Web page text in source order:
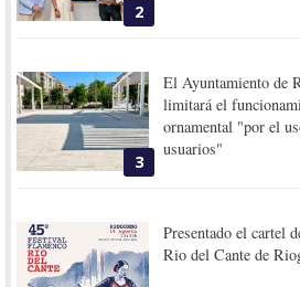
2
3
El Ayuntamiento de
limitará el
ornamental "por el
usuarios"
Presentado el cartel
Rio del Cante de